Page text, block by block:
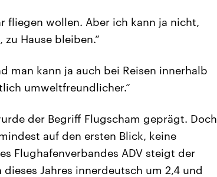
fliegen wollen. Aber ich kann ja nicht,
Hause bleiben.“
man kann ja auch bei Reisen innerhalb
umweltfreundlicher.“
der Begriff Flugscham geprägt. Doch
auf den ersten Blick, keine
Flughafenverbandes ADV steigt der
Jahres innerdeutsch um 2,4 und